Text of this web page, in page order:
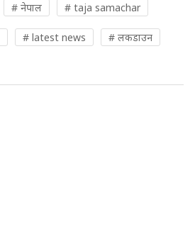
# नेपाल # taja samachar
# latest news # लकडाउन